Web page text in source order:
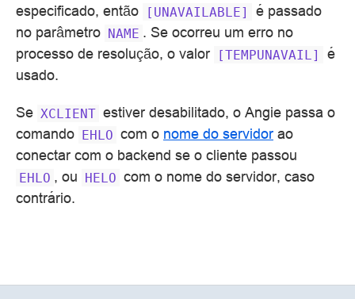
especificado, então
[UNAVAILABLE]
é passado
no parâmetro NAME . Se ocorreu um erro no
processo de resolução, o valor
[TEMPUNAVAIL]
é
usado.
Se XCLIENT estiver desabilitado, o Angie passa o
comando EHLO com o nome do servidor ao
conectar com o backend se o cliente passou
EHLO , ou HELO com o nome do servidor, caso
contrário.